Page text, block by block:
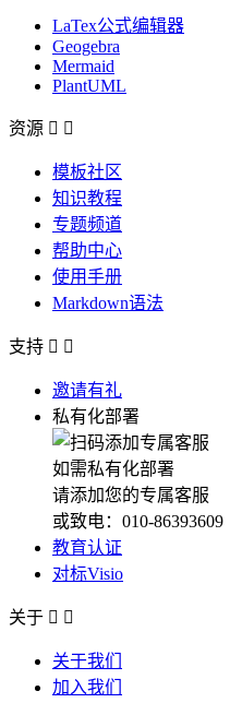
LaTex公式编辑器
Geogebra
Mermaid
PlantUML
资源  
模板社区
知识教程
专题频道
帮助中心
使用手册
Markdown语法
支持  
邀请有礼
私有化部署
如需私有化部署
请添加您的专属客服
或致电：010-86393609
教育认证
对标Visio
关于  
关于我们
加入我们